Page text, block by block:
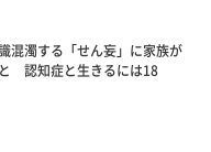
混濁する「せん妄」に家族が
認知症と生きるには18